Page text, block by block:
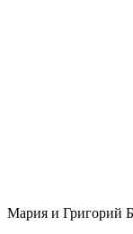
Мария и Григорий